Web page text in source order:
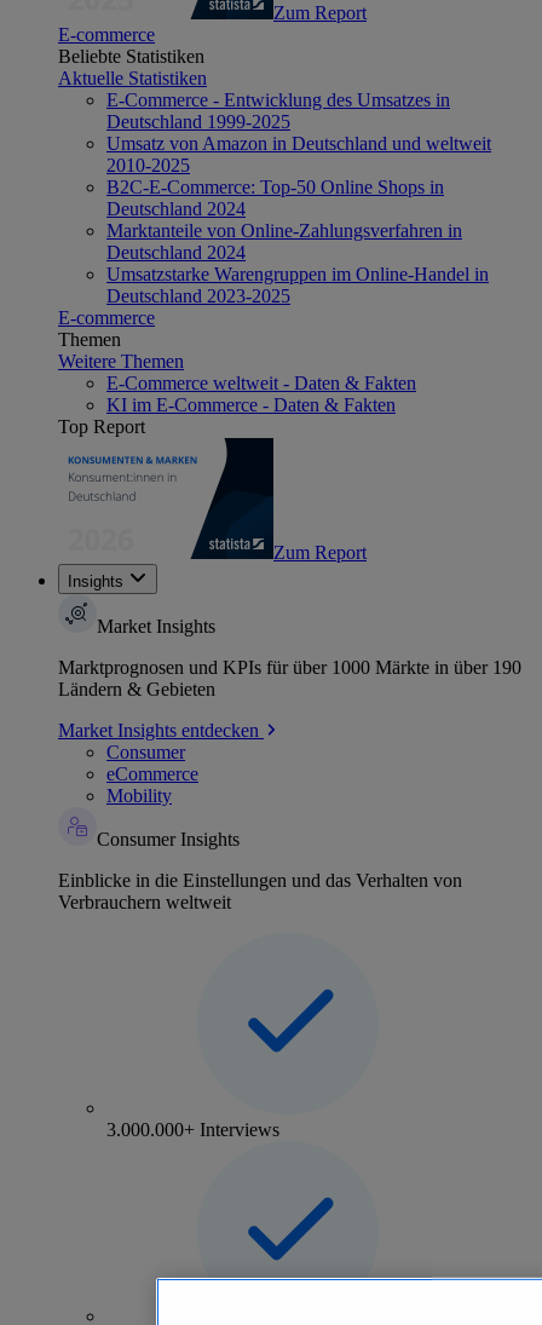
Zum Report
E-commerce
Beliebte Statistiken
Aktuelle Statistiken
E-Commerce - Entwicklung des Umsatzes in
Deutschland 1999-2025
Umsatz von Amazon in Deutschland und weltweit
2010-2025
B2C-E-Commerce: Top-50 Online Shops in
Deutschland 2024
Marktanteile von Online-Zahlungsverfahren in
Deutschland 2024
Umsatzstarke Warengruppen im Online-Handel in
Deutschland 2023-2025
E-commerce
Themen
Weitere Themen
E-Commerce weltweit - Daten & Fakten
KI im E-Commerce - Daten & Fakten
Top Report
Zum Report
Insights
Market Insights
Marktprognosen und KPIs für über 1000 Märkte in über 190
Ländern & Gebieten
Market Insights entdecken
Consumer
eCommerce
Mobility
Consumer Insights
Einblicke in die Einstellungen und das Verhalten von
Verbrauchern weltweit
3.000.000+ Interviews